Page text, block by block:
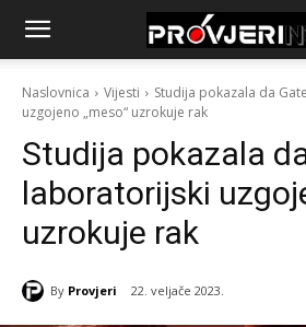
Naslovnica Vijesti
Studija pokazala da
uzgojeno „meso“ uzrokuje rak
Studija pokazala
laboratorijski
uzrokuje rak
By Provjeri 22. veljače 2023.